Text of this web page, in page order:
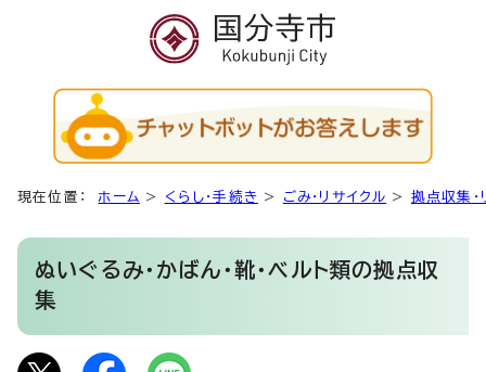
現在位置： ホーム > くらし・手続き > ごみ・リサイクル > 拠点収集・
ぬいぐるみ・かばん・靴・ベルト類の拠点収
集